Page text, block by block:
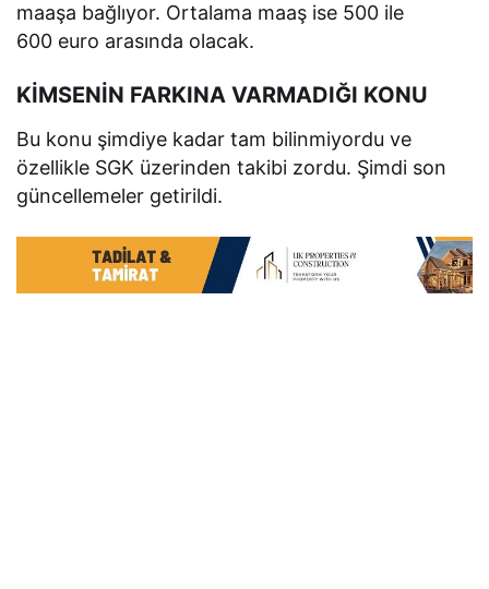
maaşa bağlıyor. Ortalama maaş ise 500 ile
600 euro arasında olacak.
KİMSENİN FARKINA VARMADIĞI KONU
Bu konu şimdiye kadar tam bilinmiyordu ve
özellikle SGK üzerinden takibi zordu. Şimdi son
güncellemeler getirildi.